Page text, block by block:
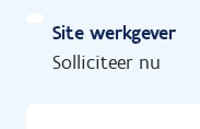
Site werkgever
Solliciteer nu